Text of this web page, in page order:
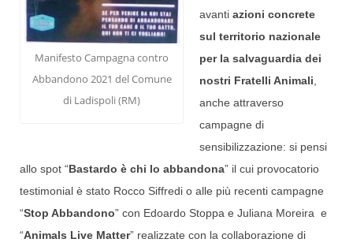
Manifesto Campagna contro
Abbandono 2021 del Comune
di Ladispoli (RM)
avanti azioni concrete
sul territorio nazionale
per la salvaguardia dei
nostri Fratelli Animali,
anche attraverso
campagne di
sensibilizzazione: si pensi
allo spot “Bastardo è chi lo abbandona” il cui provocatorio
testimonial è stato Rocco Siffredi o alle più recenti campagne
“Stop Abbandono” con Edoardo Stoppa e Juliana Moreira e
“Animals Live Matter” realizzate con la collaborazione di